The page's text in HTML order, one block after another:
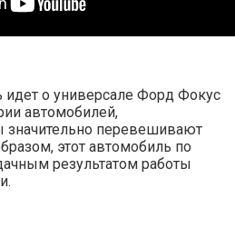
идет о универсале Форд Фокус
автомобилей,
перевешивают
этот автомобиль по
результатом работы